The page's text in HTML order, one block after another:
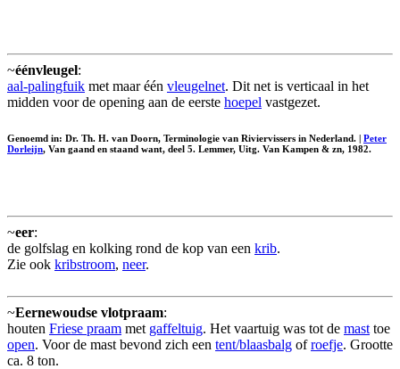
~éénvleugel:
aal-palingfuik met maar één vleugelnet. Dit net is verticaal in het
midden voor de opening aan de eerste hoepel vastgezet.
Genoemd in: Dr. Th. H. van Doorn, Terminologie van Riviervissers in Nederland. | Peter
Dorleijn, Van gaand en staand want, deel 5. Lemmer, Uitg. Van Kampen & zn, 1982.
~eer:
de golfslag en kolking rond de kop van een krib.
Zie ook kribstroom, neer.
~Eernewoudse vlotpraam:
houten Friese praam met gaffeltuig. Het vaartuig was tot de mast toe
open. Voor de mast bevond zich een tent/blaasbalg ofroefje. Grootte
ca. 8 ton.